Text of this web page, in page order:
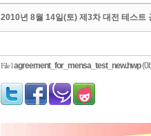
2010년 8월 14일(토) 제3차 대전 테스트
File l agreement_for_mensa_test_new.hwp